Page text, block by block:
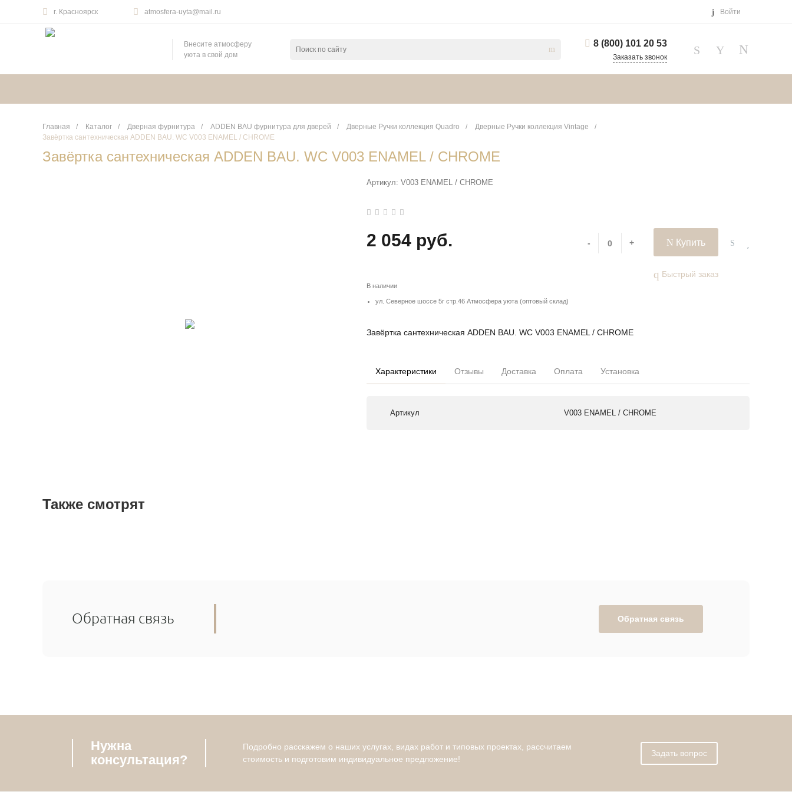
г. Красноярск atmosfera-uyta@mail.ru Войти
Внесите атмосферу
уюта в свой дом
8 (800) 101 20 53
Заказать звонок
Главная / Каталог / Дверная фурнитура / ADDEN BAU фурнитура для дверей / Дверные Ручки коллекция Quadro / Дверные Ручки коллекция Vintage
/
Завёртка сантехническая ADDEN BAU. WC V003 ENAMEL / CHROME
Завёртка сантехническая ADDEN BAU. WC V003 ENAMEL / CHROME
Артикул: V003 ENAMEL / CHROME
2 054 руб. - + Купить
Быстрый заказ
В наличии
ул. Северное шоссе 5г стр.46 Атмосфера уюта (оптовый склад)
Завёртка сантехническая ADDEN BAU. WC V003 ENAMEL / CHROME
Характеристики Отзывы Доставка Оплата Установка
Артикул V003 ENAMEL / CHROME
Также смотрят
Обратная связь Обратная связь
Нужна
консультация?
Подробно расскажем о наших услугах, видах работ и типовых проектах, рассчитаем
стоимость и подготовим индивидуальное предложение!
Задать вопрос